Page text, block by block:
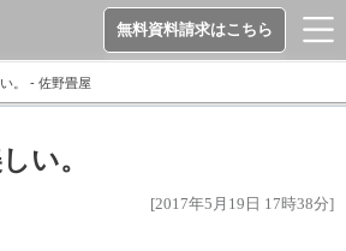
。 - 佐野畳屋
い。
[2017年5月19日 17時38分]
無料資料請求はこちら